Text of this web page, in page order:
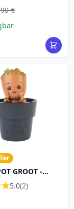
€
GROOT -
5.0(2)